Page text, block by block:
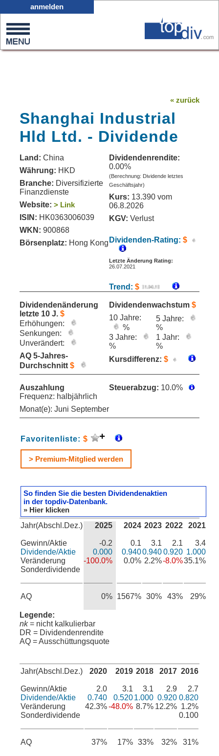
0
on
anmelden
« zurück
Shanghai Industrial
Hld Ltd. - Dividende
Land: China
Währung: HKD
Branche: Diversifizierte
Finanzdienste
Website: > Link
ISIN: HK0363006039
WKN: 900868
Börsenplatz: Hong Kong
Dividendenrendite:
0.00%
(Berechnung: Dividende letztes
Geschäftsjahr)
Kurs: 13.390 vom
06.8.2026
KGV: Verlust
Dividenden-Rating: $
Letzte Änderung Rating:
26.07.2021
Trend: $
Dividendenänderung
letzte 10 J. $
Erhöhungen:
Senkungen:
Unverändert:
AQ 5-Jahres-
Durchschnitt $
Dividendenwachstum $
10 Jahre:
%
5 Jahre:
%
3 Jahre:
%
1 Jahr:
%
Kursdifferenz: $
Auszahlung
Frequenz: halbjährlich
Monat(e): Juni September
Steuerabzug: 10.0%
Favoritenliste: $
> Premium-Mitglied werden
So finden Sie die besten Dividendenaktien
in der topdiv-Datenbank.
» Hier klicken
Jahr(Abschl.Dez.)
Gewinn/Aktie
Dividende/Aktie
Veränderung
Sonderdividende
AQ
2025
-0.2
0.000
-100.0%
0%
2024
0.1
0.940
0.0%
1567%
2023
3.1
0.940
2.2%
30%
2022
2.1
0.920
-8.0%
43%
2021
3.4
1.000
35.1%
29%
Legende:
nk= nicht kalkulierbar
DR = Dividendenrendite
AQ = Ausschüttungsquote
Jahr(Abschl.Dez.)
Gewinn/Aktie
Dividende/Aktie
Veränderung
Sonderdividende
AQ
2020
2.0
0.740
42.3%
37%
2019
3.1
0.520
-48.0%
17%
2018
3.1
1.000
8.7%
33%
2017
2.9
0.920
12.2%
32%
2016
2.7
0.820
1.2%
0.100
31%